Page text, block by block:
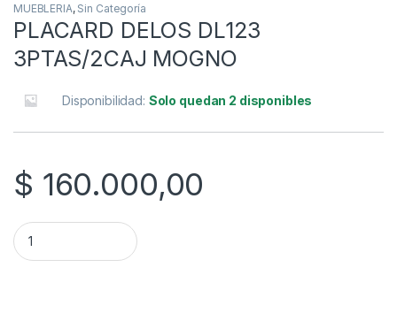
MUEBLERIA, Sin Categoría
PLACARD DELOS DL123
3PTAS/2CAJ MOGNO
Disponibilidad: Solo quedan 2 disponibles
$ 160.000,00
PLACARD DELOS DL123 3PTAS/2CAJ MOGNO quantity